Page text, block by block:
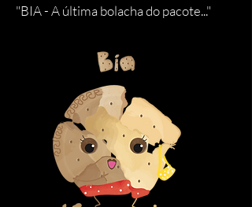
"BIA - A última bolacha do pacote..."